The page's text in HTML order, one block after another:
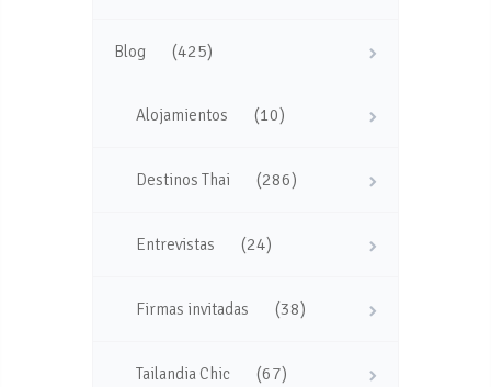
Blog (425)
Alojamientos (10)
Destinos Thai (286)
Entrevistas (24)
Firmas invitadas (38)
Tailandia Chic (67)